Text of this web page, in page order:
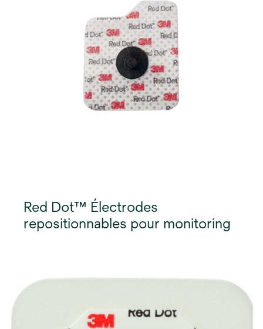
Red Dot™ Électrodes
repositionnables pour monitoring